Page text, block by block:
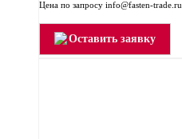
Цена по запросу info@fasten-trade.ru
Оставить заявку